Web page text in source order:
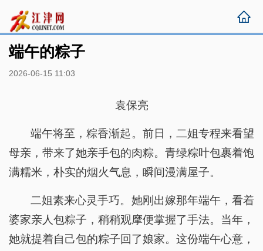
端午的粽子
2026-06-15 11:03
袁保亮
端午将至，粽香渐起。前日，二姐专程来看望
母亲，带来了她亲手包的肉粽。青绿粽叶包裹着饱
满糯米，朴实的烟火气息，瞬间漫满屋子。
二姐素来心灵手巧。她刚出嫁那年端午，看着
婆家亲人包粽子，稍稍观摩便掌握了手法。当年，
她就提着自己包的粽子回了娘家。这份端午心意，